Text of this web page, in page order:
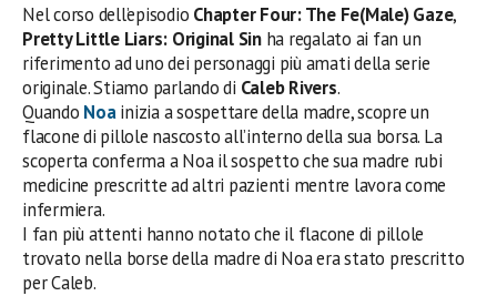
Nel corso dell’episodio Chapter Four: The Fe(Male) Gaze,
Pretty Little Liars: Original Sinha regalato ai fan un
riferimento ad uno dei personaggi più amati della serie
originale. Stiamo parlando di Caleb Rivers.
Quando Noainizia a sospettare della madre, scopre un
flacone di pillole nascosto all’interno della sua borsa. La
scoperta conferma a Noa il sospetto che sua madre rubi
medicine prescritte ad altri pazienti mentre lavora come
infermiera.
I fan più attenti hanno notato che il flacone di pillole
trovato nella borse della madre di Noa era stato prescritto
per Caleb.